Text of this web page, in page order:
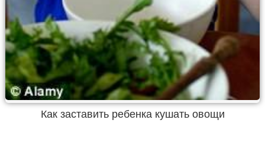
Как заставить ребенка кушать овощи